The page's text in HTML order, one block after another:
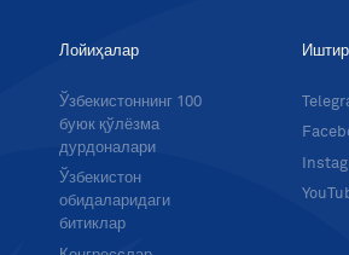
Лойиҳалар
Ўзбекистоннинг 100
буюк қўлёзма
дурдоналари
Ўзбекистон
обидаларидаги
битиклар